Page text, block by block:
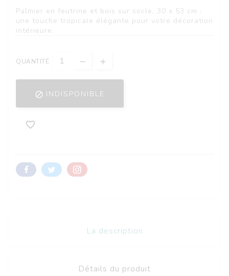
Palmier en feutrine et bois sur socle, 30 x 53 cm :
une touche tropicale élégante pour votre décoration
intérieure.
QUANTITÉ
 INDISPONIBLE

La description
Détails du produit